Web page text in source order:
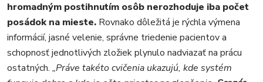
hromadným postihnutím osôb nerozhoduje iba počet
posádok na mieste. Rovnako dôležitá je rýchla výmena
informácií, jasné velenie, správne triedenie pacientov a
schopnosť jednotlivých zložiek plynulo nadviazať na prácu
ostatných. „Práve takéto cvičenia ukazujú, kde systém